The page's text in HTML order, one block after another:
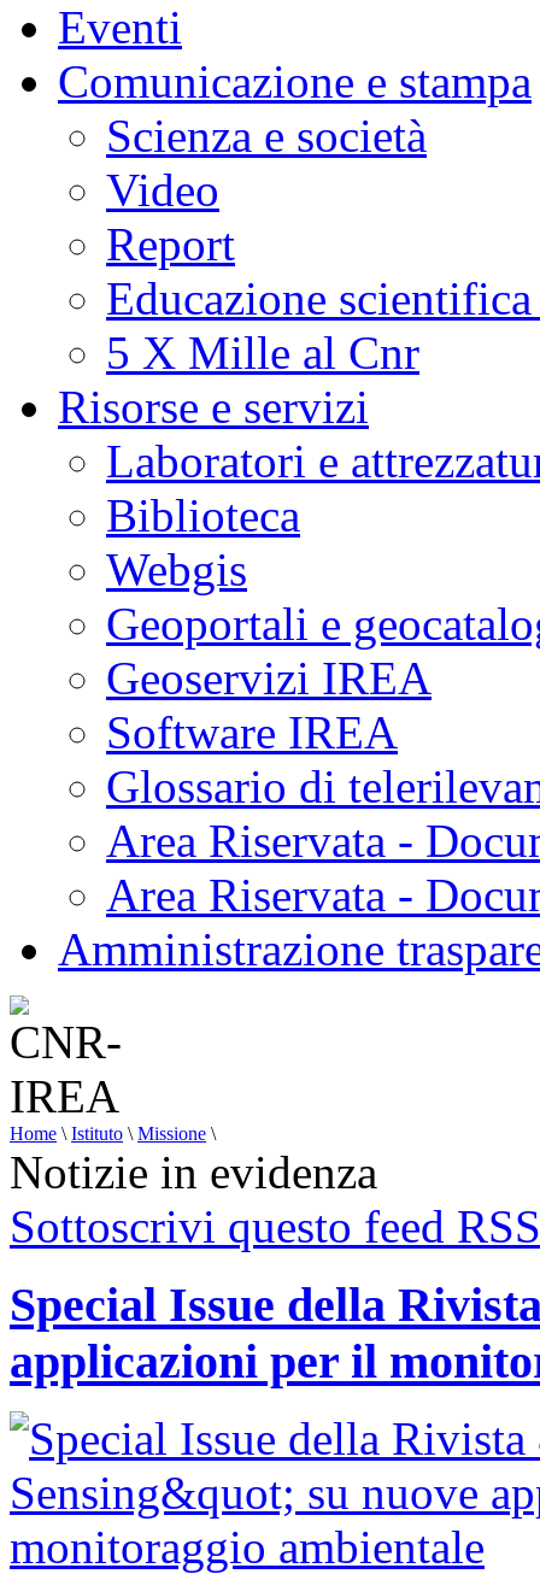
Eventi
Comunicazione e stampa
Scienza e società
Video
Report
Educazione
5 X Mille al Cnr
Risorse e servizi
Laboratori e
Biblioteca
Webgis
Geoportali e
Geoservizi IREA
Software IREA
Glossario di
Area Riservata -
Area Riservata -
Amministrazione
Home \ Istituto \ Missione \
Notizie in evidenza
Sottoscrivi questo feed RSS
Special Issue della
applicazioni per il